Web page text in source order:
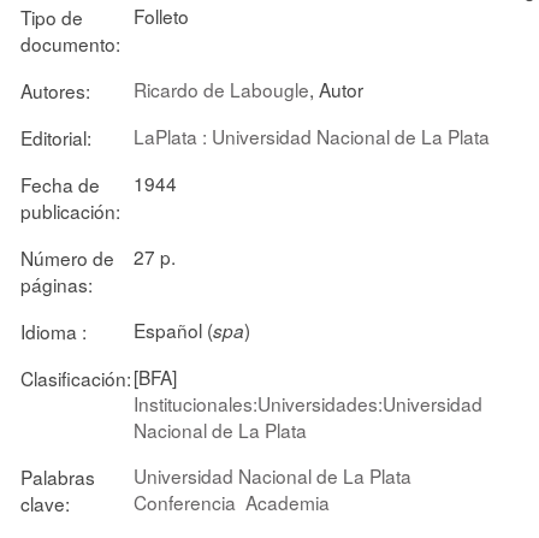
Tipo de
documento:
Folleto
Autores: Ricardo de Labougle, Autor
Editorial:
LaPlata : Universidad Nacional de La Plata
Fecha de
publicación:
1944
Número de
páginas:
27 p.
Idioma : Español (spa)
Clasificación:[BFA]
Institucionales:Universidades:Universidad
Nacional de La Plata
Palabras
clave:
Universidad Nacional de La Plata
Conferencia Academia